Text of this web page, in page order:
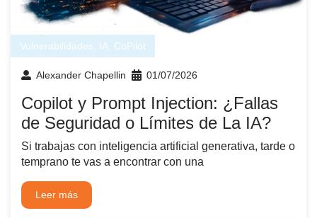
Vulnerabilidades IA CoPilot
Alexander Chapellin 01/07/2026
Copilot y Prompt Injection: ¿Fallas
de Seguridad o Límites de La IA?
Si trabajas con inteligencia artificial generativa, tarde o
temprano te vas a encontrar con una
Leer más